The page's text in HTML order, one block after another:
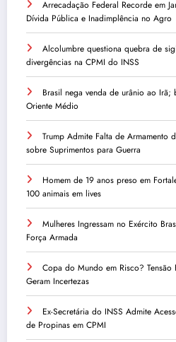
Arrecadação Federal Recorde em
Dívida Pública e Inadimplência no Agro
Alcolumbre questiona quebra de
divergências na CPMI do INSS
Brasil nega venda de urânio ao Irã;
Oriente Médio
Trump Admite Falta de Armamento
sobre Suprimentos para Guerra
Homem de 19 anos preso em
100 animais em lives
Mulheres Ingressam no Exército
Força Armada
Copa do Mundo em Risco?
Geram Incertezas
Ex-Secretária do INSS Admite
de Propinas em CPMI